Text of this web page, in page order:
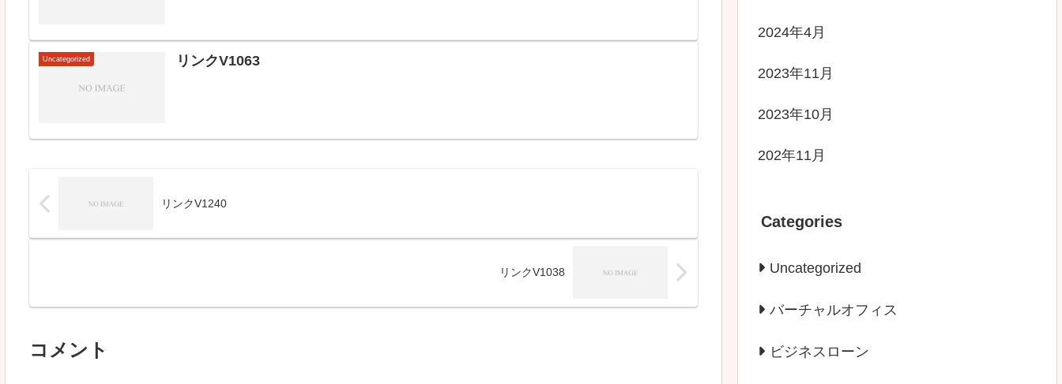
Uncategorized リンクV1063
リンクV1240
リンクV1038
コメント
2024年4月
2023年11月
2023年10月
202年11月
Categories
Uncategorized
バーチャルオフィス
ビジネスローン